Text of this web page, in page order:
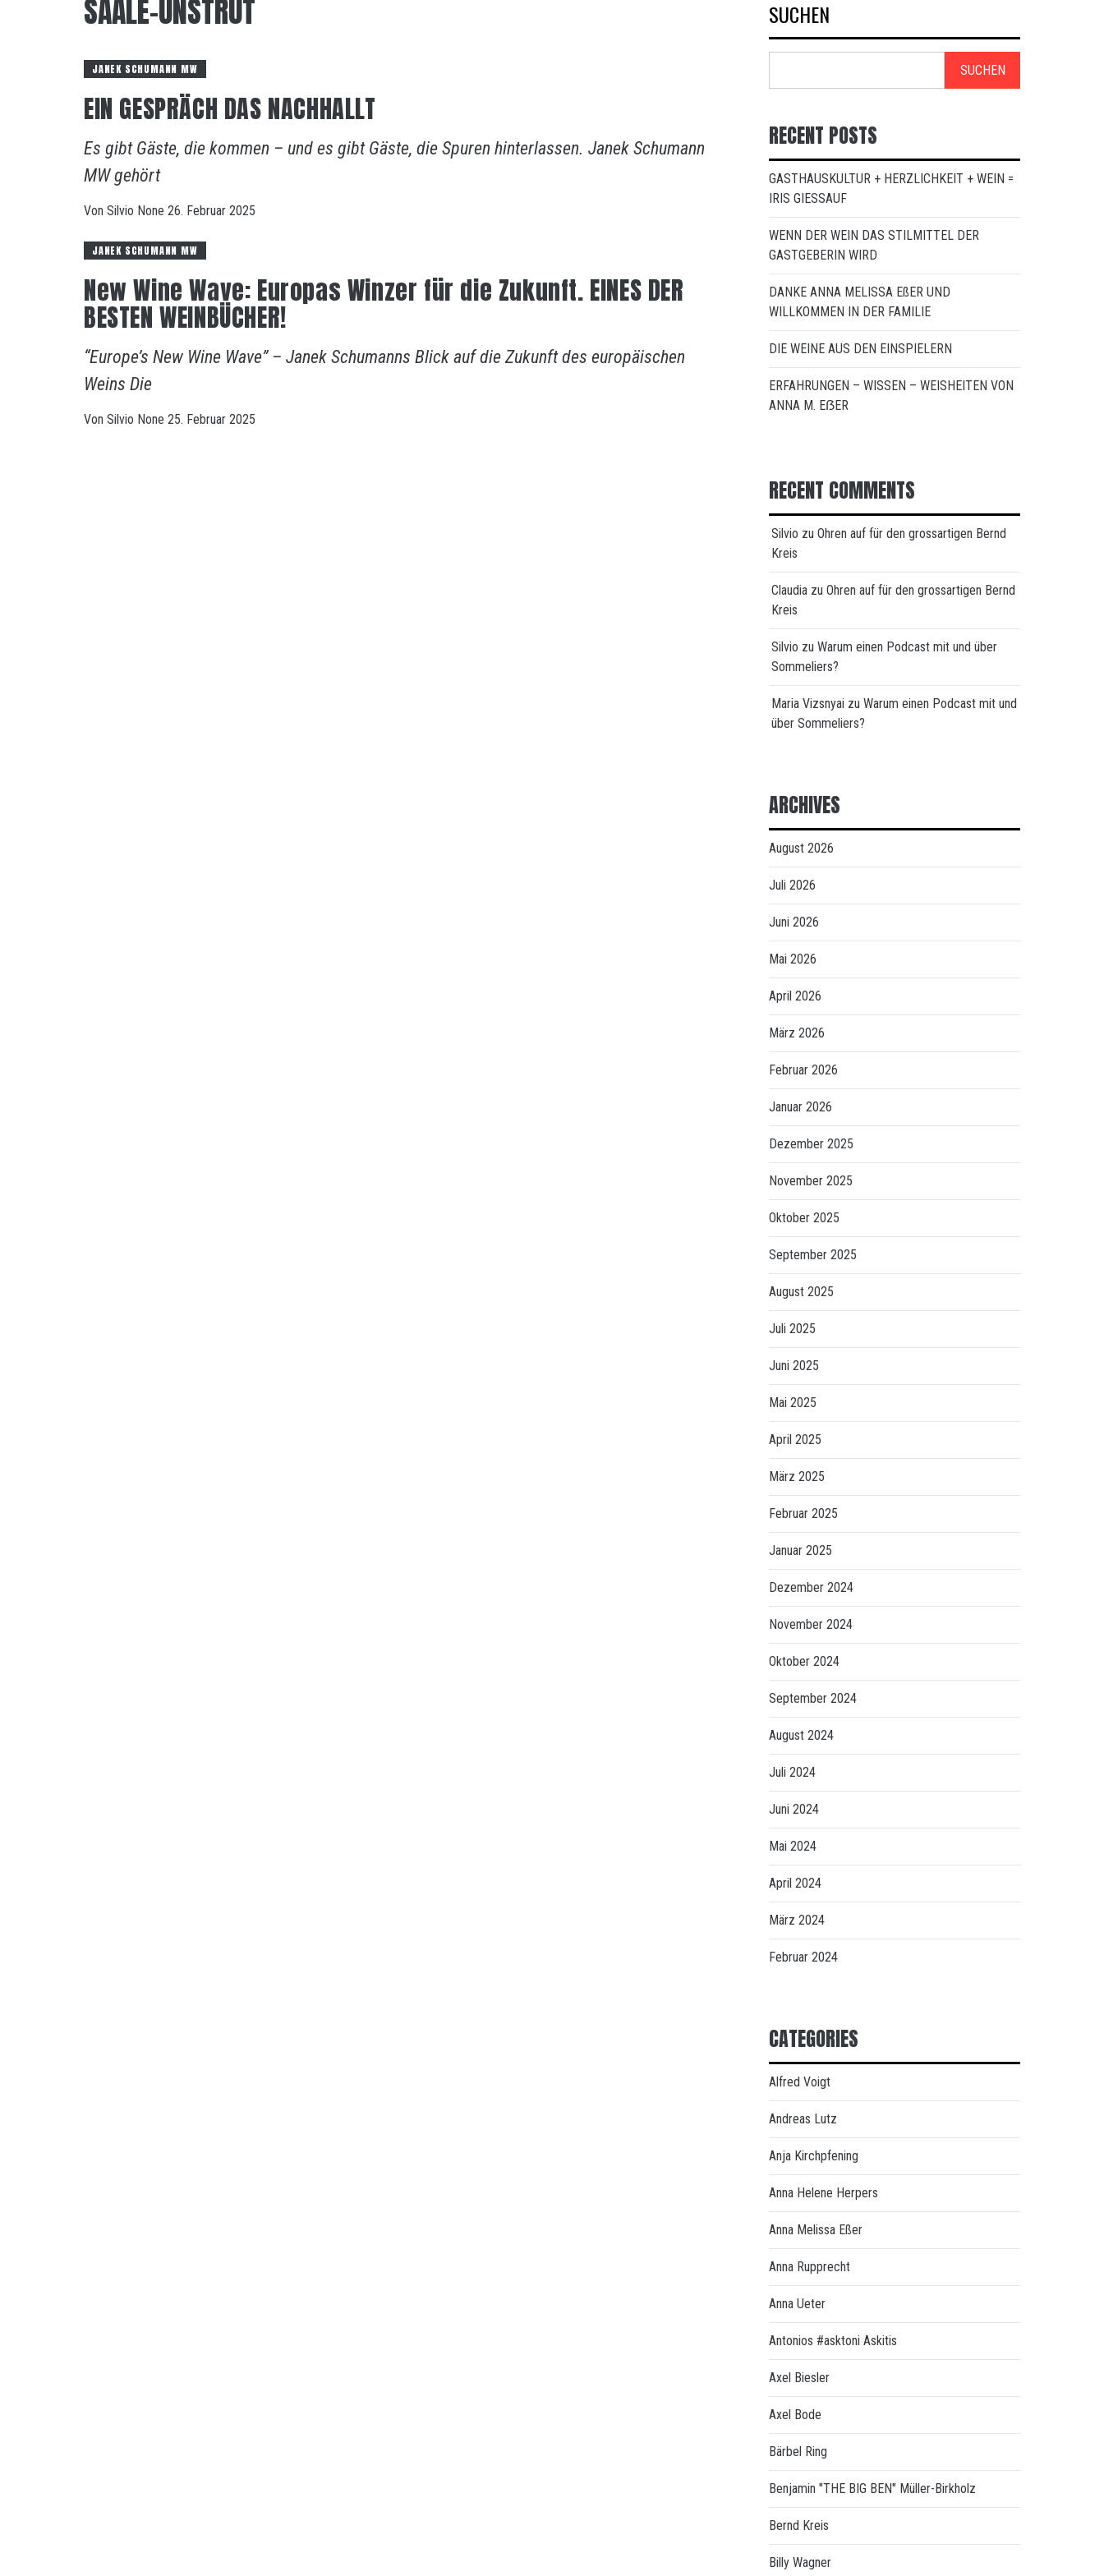
SAALE-UNSTRUT
JANEK SCHUMANN MW
EIN GESPRÄCH DAS NACHHALLT
Es gibt Gäste, die kommen – und es gibt Gäste, die Spuren hinterlassen. Janek Schumann
MW gehört
Von Silvio None 26. Februar 2025
JANEK SCHUMANN MW
New Wine Wave: Europas Winzer für die Zukunft. EINES DER
BESTEN WEINBÜCHER!
“Europe’s New Wine Wave” – Janek Schumanns Blick auf die Zukunft des europäischen
Weins Die
Von Silvio None 25. Februar 2025
SUCHEN
SUCHEN
RECENT POSTS
GASTHAUSKULTUR + HERZLICHKEIT + WEIN =
IRIS GIESSAUF
WENN DER WEIN DAS STILMITTEL DER
GASTGEBERIN WIRD
DANKE ANNA MELISSA EßER UND
WILLKOMMEN IN DER FAMILIE
DIE WEINE AUS DEN EINSPIELERN
ERFAHRUNGEN – WISSEN – WEISHEITEN VON
ANNA M. EẞER
RECENT COMMENTS
Silvio zu Ohren auf für den grossartigen Bernd
Kreis
Claudia zu Ohren auf für den grossartigen Bernd
Kreis
Silvio zu Warum einen Podcast mit und über
Sommeliers?
Maria Vizsnyai zu Warum einen Podcast mit und
über Sommeliers?
ARCHIVES
August 2026
Juli 2026
Juni 2026
Mai 2026
April 2026
März 2026
Februar 2026
Januar 2026
Dezember 2025
November 2025
Oktober 2025
September 2025
August 2025
Juli 2025
Juni 2025
Mai 2025
April 2025
März 2025
Februar 2025
Januar 2025
Dezember 2024
November 2024
Oktober 2024
September 2024
August 2024
Juli 2024
Juni 2024
Mai 2024
April 2024
März 2024
Februar 2024
CATEGORIES
Alfred Voigt
Andreas Lutz
Anja Kirchpfening
Anna Helene Herpers
Anna Melissa Eßer
Anna Rupprecht
Anna Ueter
Antonios #asktoni Askitis
Axel Biesler
Axel Bode
Bärbel Ring
Benjamin "THE BIG BEN" Müller-Birkholz
Bernd Kreis
Billy Wagner